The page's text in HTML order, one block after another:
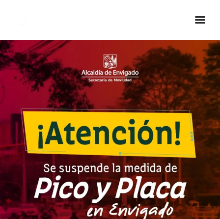
Inicio Real FM
Streaming
En Vivo
Descarga La APP
Programas
Noticias
Equipo
Sobre Nosotros
Contactos